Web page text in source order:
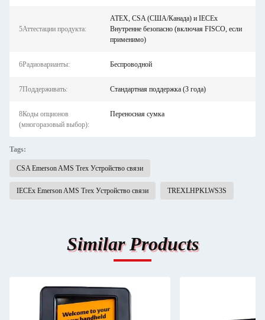
5Аттестации продукта:
ATEX, CSA (США/Канада) и IECEx
Внутренне безопасно (включая FISCO, если
применимо)
6Радиоварианты: Беспроводной
7Поддерживать: Стандартная поддержка (3 года)
8Коды опционов
(многоразовый выбор):
Переносная сумка
Tags:
CSA Emerson AMS Trex Устройство связи
IECEx Emerson AMS Trex Устройство связи TREXLHPKLWS3S
Similar Products